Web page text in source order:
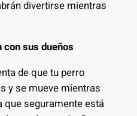
divertirse mientras
con sus dueños
de que tu perro
y se mueve mientras
que seguramente está